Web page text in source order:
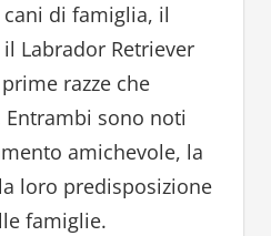
di famiglia, il
Labrador Retriever
razze che
sono noti
amichevole, la
loro predisposizione
famiglie.